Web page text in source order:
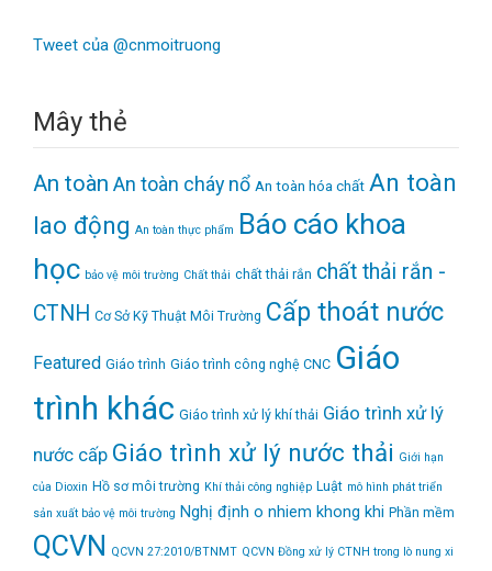
Tweet của @cnmoitruong
Mây thẻ
An toàn An toàn cháy nổ An toàn hóa chất An toàn
lao động An toàn thực phẩm Báo cáo khoa
học bảo vệ môi trường Chất thải chất thải rắn chất thải rắn -
CTNH Cơ Sở Kỹ Thuật Môi Trường Cấp thoát nước
Featured Giáo trình Giáo trình công nghệ CNC Giáo
trình khác Giáo trình xử lý khí thải Giáo trình xử lý
nước cấp Giáo trình xử lý nước thải Giới hạn
của Dioxin Hồ sơ môi trường Khí thải công nghiệp Luật mô hình phát triển
sản xuất bảo vệ môi trường Nghị định o nhiem khong khi Phần mềm
QCVN QCVN 27:2010/BTNMT QCVN Đồng xử lý CTNH trong lò nung xi